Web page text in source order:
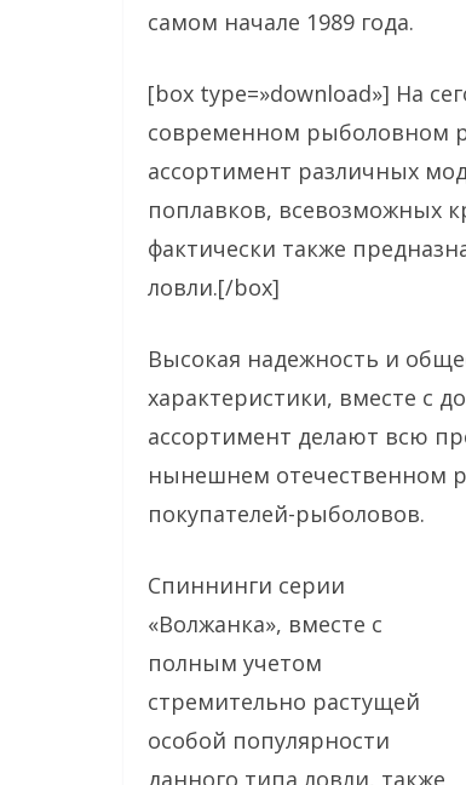
самом начале 1989 года.
[box type=»download»] На
современном рыболовном
ассортимент различных
поплавков, всевозможных
фактически также
ловли.[/box]
Высокая надежность и
характеристики, вместе с
ассортимент делают всю
нынешнем отечественном
покупателей-рыболовов.
Спиннинги серии
«Волжанка», вместе с
полным учетом
стремительно растущей
особой популярности